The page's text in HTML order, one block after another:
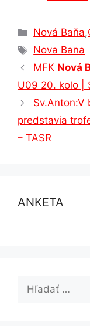
Kategórie
Nová Baňa,
Značky
Nova Bana
MFK Nová
U09 20. kolo |
Sv.Anton:V
predstavia
– TASR
ANKETA
Hľadať: